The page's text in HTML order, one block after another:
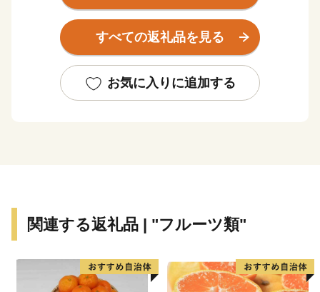
伊予市の中心地郡中（ぐんちゅう）は商人の町として栄
え、大手の鰹節企業の工場や、小さな乾物商店までそろ
さい）まつりでは県下でも有数の規模の花火大会が行わ
れ、多くの人でにぎわいます。郡中から少し離れた山沿
つては三代将軍徳川家光公に献上され、大変称賛された
基準をクリアしたものが中山栗と呼ばれ、日本三大栗の
一つに数えられています。また、山里の静かで集中でき
すべての返礼品を見る
お気に入りに追加する
関連する返礼品 | "フルーツ類"